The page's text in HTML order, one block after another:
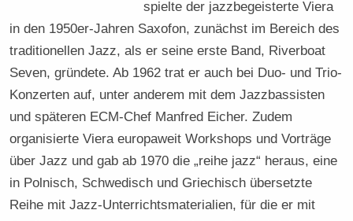
spielte der jazzbegeisterte Viera
in den 1950er-Jahren Saxofon, zunächst im Bereich des
traditionellen Jazz, als er seine erste Band, Riverboat
Seven, gründete. Ab 1962 trat er auch bei Duo- und Trio-
Konzerten auf, unter anderem mit dem Jazzbassisten
und späteren ECM-Chef Manfred Eicher. Zudem
organisierte Viera europaweit Workshops und Vorträge
über Jazz und gab ab 1970 die „reihe jazz“ heraus, eine
in Polnisch, Schwedisch und Griechisch übersetzte
Reihe mit Jazz-Unterrichtsmaterialien, für die er mit